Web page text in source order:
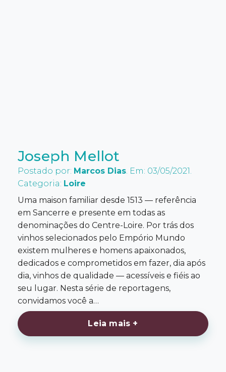
Joseph Mellot
Postado por: Marcos Dias. Em: 03/05/2021.
Categoria: Loire
Uma maison familiar desde 1513 — referência
em Sancerre e presente em todas as
denominações do Centre-Loire. Por trás dos
vinhos selecionados pelo Empório Mundo
existem mulheres e homens apaixonados,
dedicados e comprometidos em fazer, dia após
dia, vinhos de qualidade — acessíveis e fiéis ao
seu lugar. Nesta série de reportagens,
convidamos você a…
Leia mais +